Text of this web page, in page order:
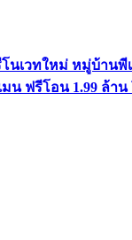
นเวทใหม่ หมู่บ้านพี
น ฟรีโอน 1.99 ล้าน